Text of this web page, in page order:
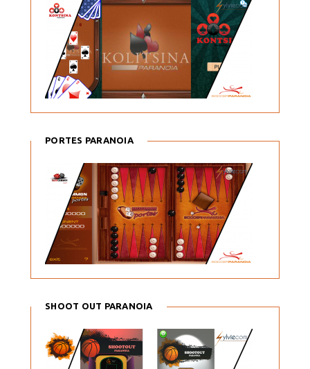
PORTES PARANOIA
SHOOT OUT PARANOIA